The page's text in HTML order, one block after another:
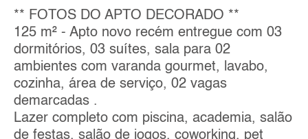
** FOTOS DO APTO DECORADO **
125 m² - Apto novo recém entregue com 03
dormitórios, 03 suítes, sala para 02
ambientes com varanda gourmet, lavabo,
cozinha, área de serviço, 02 vagas
demarcadas .
Lazer completo com piscina, academia, salão
de festas, salão de jogos, coworking, pet